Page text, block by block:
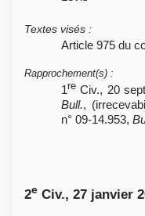
Textes visés :
Article 975 du
Rapprochement(s) :
1reCiv., 20
Bull.,
n° 09-14.953,
2e Civ., 27 janvier